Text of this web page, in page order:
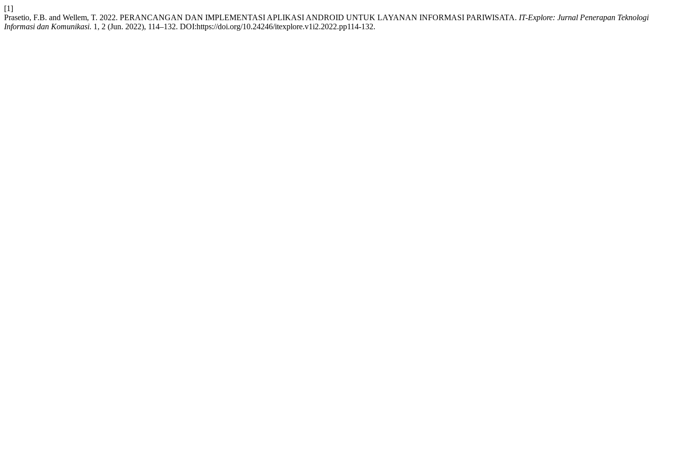
[1]
Prasetio, F.B. and Wellem, T. 2022. PERANCANGAN DAN IMPLEMENTASI APLIKASI ANDROID UNTUK LAYANAN INFORMASI PARIWISATA. IT-Explore: Jurnal Penerapan Teknologi
Informasi dan Komunikasi. 1, 2 (Jun. 2022), 114–132. DOI:https://doi.org/10.24246/itexplore.v1i2.2022.pp114-132.